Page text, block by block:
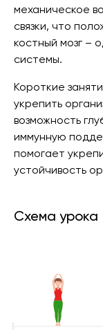
механическое
связки, что
костный мозг –
системы.
Короткие
укрепить
возможность
иммунную
помогает
устойчивость
Схема урока